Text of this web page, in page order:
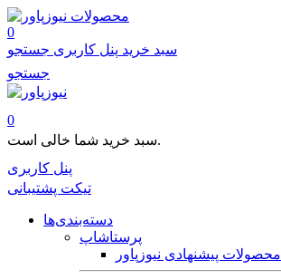
محصولات
0
سبد خرید پنل کاربری جستجو
جستجو
0
سبد خرید شما خالی است.
پنل کاربری
تیکت پشتیبانی
دسته‌بندی‌ها
پرستاشاپ
محصولات پیشنهادی نیوزپاور